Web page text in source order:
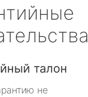
талон
не